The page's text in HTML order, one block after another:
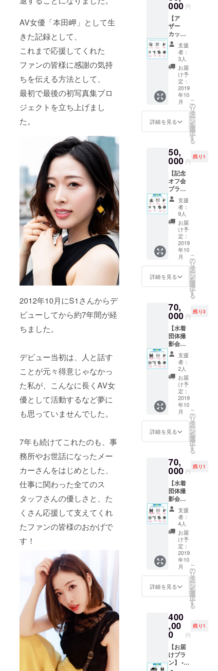
AV女優「本田岬」として生
きた記録として、
これまで応援してくれた
ファンの皆様に感謝の気持
ちを伝える方法として、
最初で最後の初写真集プロ
ジェクトを立ち上げまし
た。
2012年10月にS1さんからデ
ビューしてから約7年間が経
ちました。
デビュー当初は、人と話す
ことが元々得意じゃなかっ
た私が、こんなに長くAV女
優として活動するなど夢に
も思っていませんでした。
7年も続けてこれたのも、事
務所やお世話になったメー
カーさんをはじめとした、
仕事に関わった全てのス
タッフさんの優しさと、た
くさん応援して支えてくれ
たファンの皆様のおかげで
す！
を備考
欄に記
載して
くださ
い。公
序良俗
に反す
るな
ど、不
適切と
判断さ
れるも
のにつ
いては
お断り
する場
人挨拶 •
クレ
ジット
掲載 •ア
ザー
カット
30枚程
渡し会
は2019
年9月28
日(土)都
内某所
にて ※
クレ
ジット
備考欄
に記載
してく
ださ
い。公
序良俗
に反す
るな
ど、不
適切と
判断さ
れるも
のにつ
いては
お断り
する場
合がご
000 円
【ア
ザー
カット
＋チェ
キプラ
ン】 •写
真集
（サイ
ン入り
＋宛名
入り） •
ドキュ
メント
DVD •お
渡し会
参加券 •
ショッ
ト券 •本
人挨拶 •
クレ
ジット
掲載 •ア
ザー
カット
30枚程
度 •チェ
キ 5枚 ※
お渡し
会は
2019年
9月28日
(土)都内
某所に
希望の
お名前
を備考
欄に記
載して
くださ
い。公
序良俗
に反す
るな
ど、不
適切と
判断さ
れるも
のにつ
いては
お断り
す。
支援
者：
3人
お届
け予
定：
2019
年10
月
詳細を見る
こ
の
リ
タ
ー
ン
を
選
択
す
る
50,
000 円
残り1
【記念
オフ会
プラ
ン】 •写
真集
（サイ
ン入り
＋宛名
入り） •
ドキュ
メント
DVD •お
渡し会
参加券 •
ツー
ショッ
メラは
ご用意
くださ
い） •本
人挨拶 •
クレ
ジット
掲載 •オ
フ会参
加 ※お
渡し会
は2019
年9月28
日(土)都
内某所
にて ※
クレ
名前を
備考欄
に記載
してく
ださ
い。公
序良俗
に反す
るな
ど、不
適切と
判断さ
れるも
のにつ
いては
お断り
する場
※9/28(
土)のお
渡し会
後、2時
間を予
定して
いま
支援
者：
9人
お届
け予
定：
2019
年10
月
詳細を見る
こ
の
リ
タ
ー
ン
を
選
択
す
る
70,
000 円
残り3
【水着
団体撮
影会平
日プラ
ン】 •写
真集
（サイ
ン＋宛
名入
り） •ド
キュメ
ント
DVD •お
渡し会
参加券 •
ツー
ト券(カ
メラは
ご用意
くださ
い） •本
人挨拶 •
クレ
ジット
掲載 •団
体水着
撮影会
（60分)
※お渡し
会は
2019年
9月28日
(土)都内
ト掲載
希望の
お名前
を備考
欄に記
載して
くださ
支援
者：
2人
お届
け予
定：
2019
年10
月
詳細を見る
こ
の
リ
タ
ー
ン
を
選
択
す
る
70,
000 円
残り1
【水着
団体撮
影会休
日プラ
ン】 •写
真集
（サイ
ン＋宛
名入
り） •ド
キュメ
ント
DVD •お
渡し会
参加券 •
ツー
ト券(カ
メラは
ご用意
くださ
い） •本
人挨拶 •
クレ
支援
者：
4人
お届
け予
定：
2019
年10
月
詳細を見る
こ
の
リ
タ
ー
ン
を
選
択
す
る
400
,00
0 円
残り1
【お届
けプラ
ン】 •写